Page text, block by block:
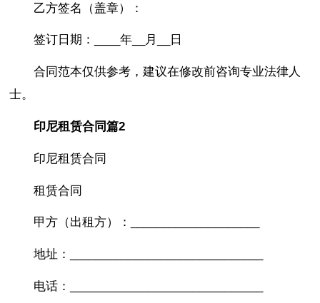
乙方签名（盖章）：
签订日期：____年__月__日
合同范本仅供参考，建议在修改前咨询专业法律人
士。
印尼租赁合同篇2
印尼租赁合同
租赁合同
甲方（出租方）：____________________
地址：______________________________
电话：______________________________